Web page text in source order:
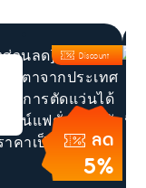
ลด
5%
Discount